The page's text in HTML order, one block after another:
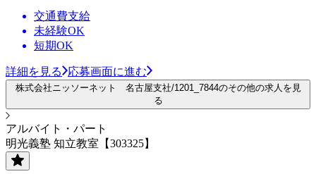
交通費支給
未経験OK
短期OK
詳細を見る 応募画面に進む
株式会社ニッソーネット 名古屋支社/1201_7844のその他の求人を見
る
アルバイト・パート
明光義塾 知立教室【303325】